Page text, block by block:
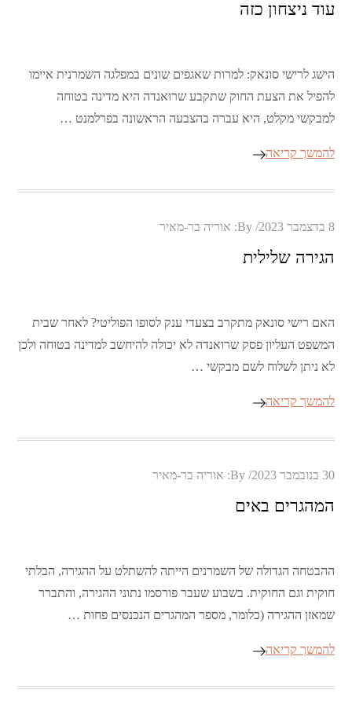
עוד ניצחון כזה
הישג לרישי סונאק: למרות שאגפים שונים במפלגה השמרנית איימו
להפיל את הצעת החוק שתקבע שרואנדה היא מדינה בטוחה
למבקשי מקלט, היא עברה בהצבעה הראשונה בפרלמנט …
להמשך קריאה
Posted
8 בדצמבר 2023 By: אוריה בר-מאיר
הגירה שלילית
האם רישי סונאק מתקרב בצעדי ענק לסופו הפוליטי? לאחר שבית
המשפט העליון פסק שרואנדה לא יכולה להיחשב למדינה בטוחה ולכן
לא ניתן לשלוח לשם מבקשי …
להמשך קריאה
Posted
30 בנובמבר 2023 By: אוריה בר-מאיר
המהגרים באים
ההבטחה הגדולה של השמרנים הייתה להשתלט על ההגירה, הבלתי
חוקית וגם החוקית. בשבוע שעבר פורסמו נתוני ההגירה, והתברר
שמאזן ההגירה (כלומר, מספר המהגרים הנכנסים פחות …
להמשך קריאה